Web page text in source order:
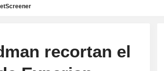
recortan el